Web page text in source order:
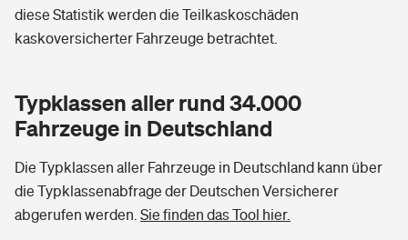
diese Statistik werden die Teilkaskoschäden
kaskoversicherter Fahrzeuge betrachtet.
Typklassen aller rund 34.000
Fahrzeuge in Deutschland
Die Typklassen aller Fahrzeuge in Deutschland kann über
die Typklassenabfrage der Deutschen Versicherer
abgerufen werden. Sie finden das Tool hier.